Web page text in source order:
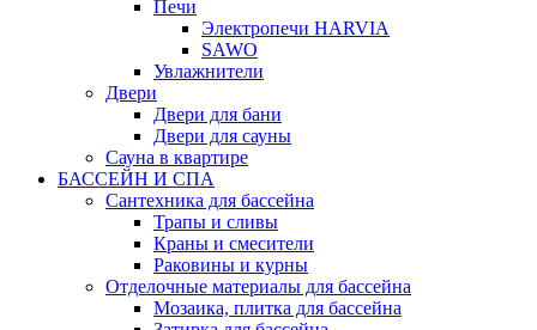
Печи
Электропечи HARVIA
SAWO
Увлажнители
Двери
Двери для бани
Двери для сауны
Сауна в квартире
БАССЕЙН И СПА
Сантехника для бассейна
Трапы и сливы
Краны и смесители
Раковины и курны
Отделочные материалы для бассейна
Мозаика, плитка для бассейна